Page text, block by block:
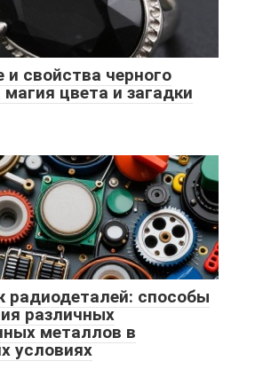
и свойства черного
цвета и загадки
способы
различных
металлов в
условиях